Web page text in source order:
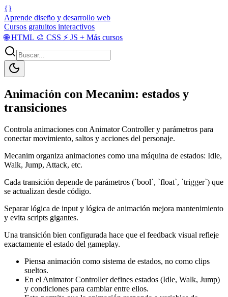
{}
Aprende diseño y desarrollo web
Cursos gratuitos interactivos
🌐HTML 🎨 CSS ⚡ JS + Más cursos
Animación con Mecanim: estados y
transiciones
Controla animaciones con Animator Controller y parámetros para
conectar movimiento, saltos y acciones del personaje.
Mecanim organiza animaciones como una máquina de estados: Idle,
Walk, Jump, Attack, etc.
Cada transición depende de parámetros (`bool`, `float`, `trigger`) que
se actualizan desde código.
Separar lógica de input y lógica de animación mejora mantenimiento
y evita scripts gigantes.
Una transición bien configurada hace que el feedback visual refleje
exactamente el estado del gameplay.
Piensa animación como sistema de estados, no como clips
sueltos.
En el Animator Controller defines estados (Idle, Walk, Jump)
y condiciones para cambiar entre ellos.